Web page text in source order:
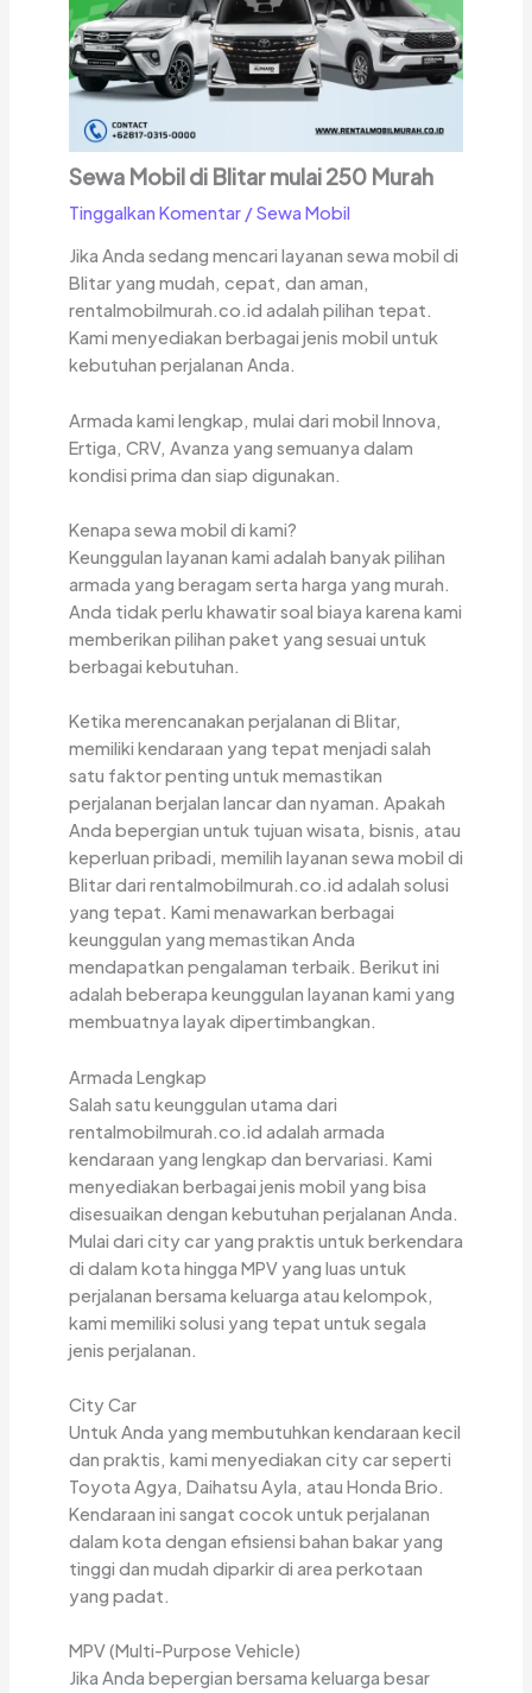
Sewa Mobil di Blitar mulai 250 Murah
Tinggalkan Komentar /Sewa Mobil
Jika Anda sedang mencari layanan sewa mobil di
Blitar yang mudah, cepat, dan aman,
rentalmobilmurah.co.id adalah pilihan tepat.
Kami menyediakan berbagai jenis mobil untuk
kebutuhan perjalanan Anda.
Armada kami lengkap, mulai dari mobil Innova,
Ertiga, CRV, Avanza yang semuanya dalam
kondisi prima dan siap digunakan.
Kenapa sewa mobil di kami?
Keunggulan layanan kami adalah banyak pilihan
armada yang beragam serta harga yang murah.
Anda tidak perlu khawatir soal biaya karena kami
memberikan pilihan paket yang sesuai untuk
berbagai kebutuhan.
Ketika merencanakan perjalanan di Blitar,
memiliki kendaraan yang tepat menjadi salah
satu faktor penting untuk memastikan
perjalanan berjalan lancar dan nyaman. Apakah
Anda bepergian untuk tujuan wisata, bisnis, atau
keperluan pribadi, memilih layanan sewa mobil di
Blitar dari rentalmobilmurah.co.id adalah solusi
yang tepat. Kami menawarkan berbagai
keunggulan yang memastikan Anda
mendapatkan pengalaman terbaik. Berikut ini
adalah beberapa keunggulan layanan kami yang
membuatnya layak dipertimbangkan.
Armada Lengkap
Salah satu keunggulan utama dari
rentalmobilmurah.co.id adalah armada
kendaraan yang lengkap dan bervariasi. Kami
menyediakan berbagai jenis mobil yang bisa
disesuaikan dengan kebutuhan perjalanan Anda.
Mulai dari city car yang praktis untuk berkendara
di dalam kota hingga MPV yang luas untuk
perjalanan bersama keluarga atau kelompok,
kami memiliki solusi yang tepat untuk segala
jenis perjalanan.
City Car
Untuk Anda yang membutuhkan kendaraan kecil
dan praktis, kami menyediakan city car seperti
Toyota Agya, Daihatsu Ayla, atau Honda Brio.
Kendaraan ini sangat cocok untuk perjalanan
dalam kota dengan efisiensi bahan bakar yang
tinggi dan mudah diparkir di area perkotaan
yang padat.
MPV (Multi-Purpose Vehicle)
Jika Anda bepergian bersama keluarga besar